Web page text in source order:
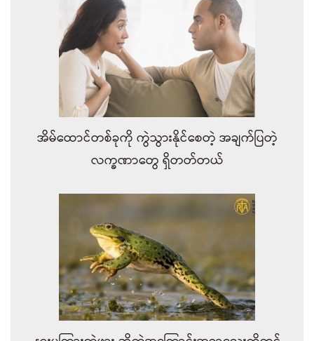
အိမ်ထောင်တစ်ခုကို ကွဲသွားနိုင်စေတဲ့ အချက်ပြတဲ့
လက္ခဏာတွေ ရှိတတ်တယ်